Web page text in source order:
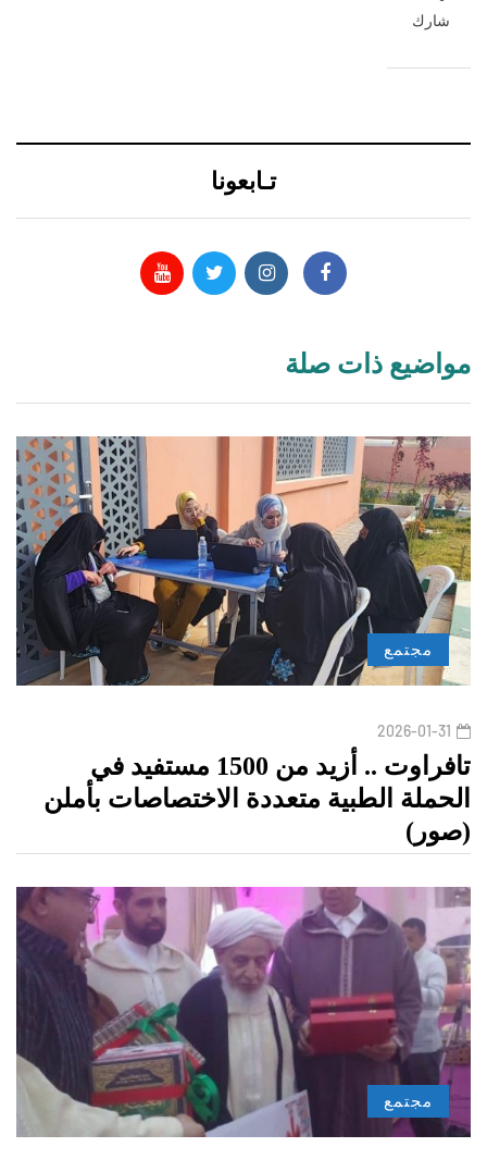
شارك
تـابعونا
مواضيع ذات صلة
مجتمع
2026-01-31
تافراوت .. أزيد من 1500 مستفيد في
الحملة الطبية متعددة الاختصاصات بأملن
(صور)
مجتمع